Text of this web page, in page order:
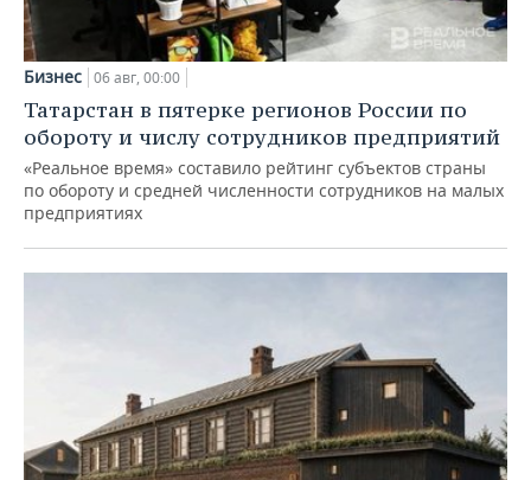
Бизнес 06 авг, 00:00
Татарстан в пятерке регионов России по
обороту и числу сотрудников предприятий
«Реальное время» составило рейтинг субъектов страны
по обороту и средней численности сотрудников на малых
предприятиях